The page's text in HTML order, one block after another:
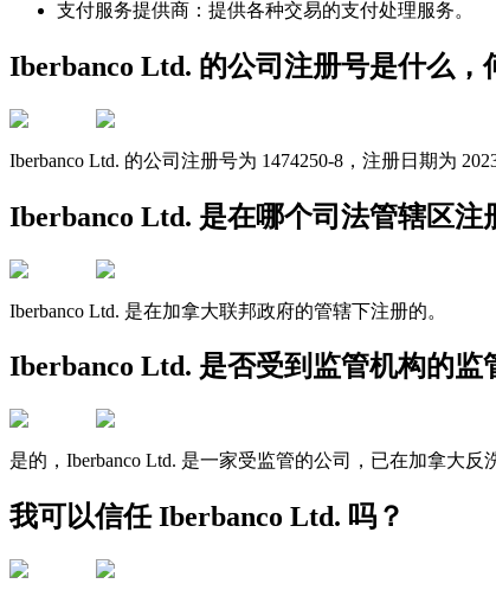
支付服务提供商：提供各种交易的支付处理服务。
Iberbanco Ltd. 的公司注册号是什么，
Iberbanco Ltd. 的公司注册号为 1474250-8，注册日期为
Iberbanco Ltd. 是在哪个司法管辖区注
Iberbanco Ltd. 是在加拿大联邦政府的管辖下注册的。
Iberbanco Ltd. 是否受到监管机构的监
是的，Iberbanco Ltd. 是一家受监管的公司，已在加拿大
我可以信任 Iberbanco Ltd. 吗？